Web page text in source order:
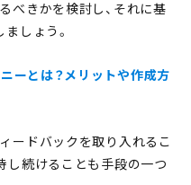
べきかを検討し、それに基
しょう。
ーとは？メリットや作成方
ードバックを取り入れるこ
し続けることも手段の一つ